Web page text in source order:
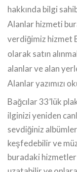
hakkında bilgi
Alanlar hizmeti
verdiğimiz hizmet
olarak satın
alanlar ve alan
Alanlar yazımızı
Bağcılar 33’lük
ilginizi yeniden
sevdiğiniz
keşfedebilir ve
buradaki hizmetler